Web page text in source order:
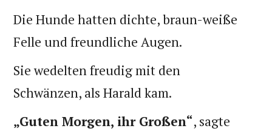
Die Hunde hatten dichte, braun-weiße
Felle und freundliche Augen.
Sie wedelten freudig mit den
Schwänzen, als Harald kam.
„Guten Morgen, ihr Großen“, sagte